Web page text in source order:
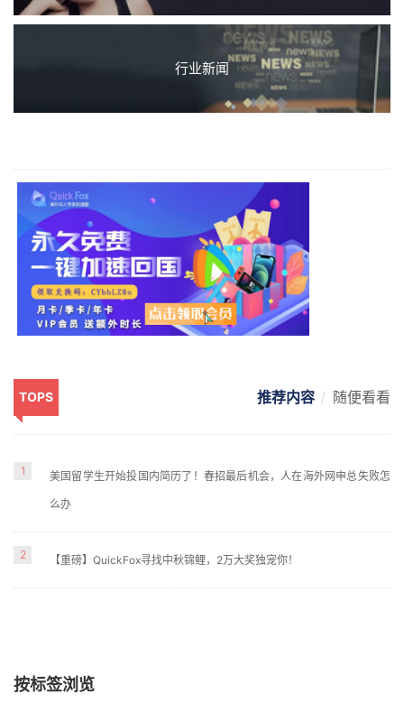
行业新闻
TOPS 推荐内容 随便看看
1 美国留学生开始投国内简历了！春招最后机会，人在海外网申总失败怎
么办
2 【重磅】QuickFox寻找中秋锦鲤，2万大奖独宠你！
按标签浏览